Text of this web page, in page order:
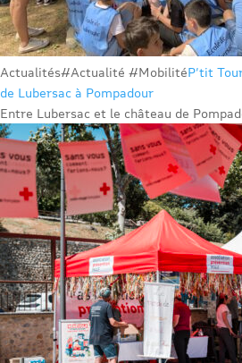
Actualités#Actualité #MobilitéP’tit
de Lubersac à Pompadour
Entre Lubersac et le château de